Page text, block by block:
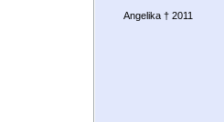
Angelika † 2011